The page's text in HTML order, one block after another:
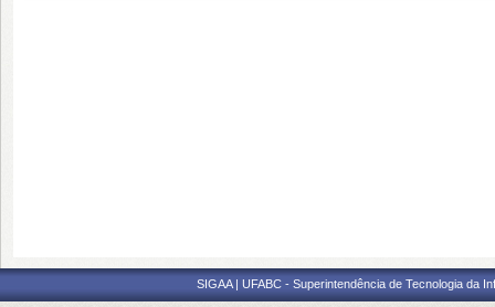
SIGAA | UFABC - Superintendência de Tecnologia da